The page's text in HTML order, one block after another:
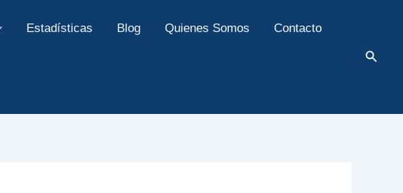
Estadísticas Blog Quienes Somos Contacto